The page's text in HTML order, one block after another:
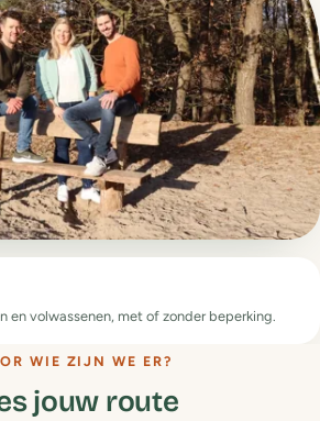
en volwassenen, met of zonder beperking.
WIE ZIJN WE ER?
jouw route